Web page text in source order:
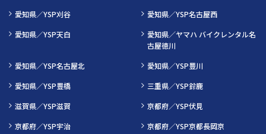
愛知県／YSP刈谷
愛知県／YSP名古屋西
愛知県／YSP天白
愛知県／ヤマハ バイクレンタル名
古屋徳川
愛知県／YSP名古屋北
愛知県／YSP豊川
愛知県／YSP豊橋
三重県／YSP鈴鹿
滋賀県／YSP滋賀
京都府／YSP伏見
京都府／YSP宇治
京都府／YSP京都長岡京